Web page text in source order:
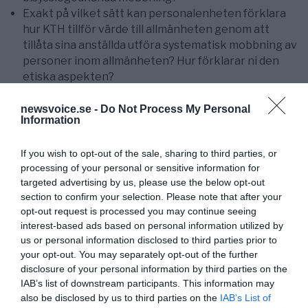
newsvoice.se - Do Not Process My Personal
Information
If you wish to opt-out of the sale, sharing to third parties, or
processing of your personal or sensitive information for
targeted advertising by us, please use the below opt-out
section to confirm your selection. Please note that after your
opt-out request is processed you may continue seeing
interest-based ads based on personal information utilized by
us or personal information disclosed to third parties prior to
your opt-out. You may separately opt-out of the further
disclosure of your personal information by third parties on the
IAB’s list of downstream participants. This information may
also be disclosed by us to third parties on the IAB’s List of
Exakt på vilket sätt kan personalenheten förklara
hur KTH tillför värde till allmänheten genom att
tillåta sina anställda utföra systematisk mobbning av
personer inom allmänheten? Hur förklarar ni den
etiska aspekten?
Ytterligare underlag relevant för denna skrivelse kan
Torbjörn Sassersson